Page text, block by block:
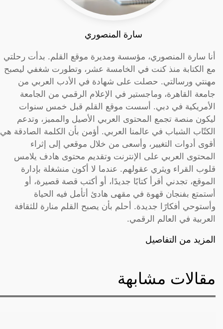
سارة المنصوري
أنا سارة المنصوري، مؤسسة ومديرة موقع القلم. بدأت رحلتي
مع الكتابة منذ كنت في الخامسة عشر، وتطورت شغفي ليصبح
مهنتي ورسالتي. حصلت على شهادة في الأدب العربي من
جامعة القاهرة، وماجستير في الإعلام الرقمي من الجامعة
الأمريكية في دبي. أسست موقع القلم قبل خمس سنوات
ليكون منصة تجمع المحتوى العربي الأصيل والمميز، وتدعم
الكتّاب الشباب في عالمنا العربي. أؤمن بأن الكلمة الصادقة هي
أقوى أدوات التغيير، وأسعى من خلال موقعي إلى إثراء
المحتوى العربي على الإنترنت وتقديم محتوى هادف يلامس
قلوب القراء ويثري عقولهم. عندما لا أكون منشغلة بإدارة
الموقع، تجدني أقرأ كتابًا جديدًا، أو أكتب قصة قصيرة، أو
أستمتع بفنجان قهوة في مقهى هادئ أتأمل فيه الحياة
وأستوحي أفكارًا جديدة. أحلم بأن يصبح القلم منارة للثقافة
العربية في العالم الرقمي.
المزيد من التفاصيل
مقالات مشابهة